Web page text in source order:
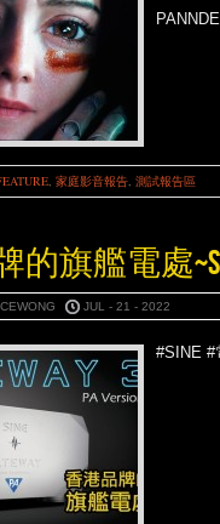
, 家庭影音報告, 測試報告區
旗艦電處~SINE
JUL - 21 - 2022
#SINE #